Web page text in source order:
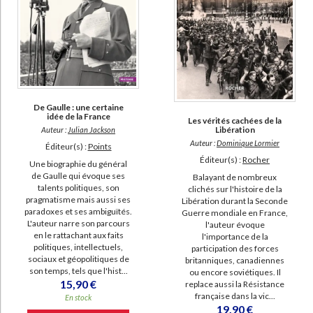
Lormier, Dominique (31)
Thomas, Christophe (27)
Wieviorka, Annette (27)
SUPPORT
livre (5240)
poche (882)
revue (113)
document-audio (21)
coffret (14)
logiciel-educatif (2)
carte (1)
De Gaulle : une certaine
idée de la France
Auteur : Julian Jackson
Éditeur(s) :Points
Une biographie du général
de Gaulle qui évoque ses
talents politiques, son
pragmatisme mais aussi ses
paradoxes et ses ambiguïtés.
L'auteur narre son parcours
en le rattachant aux faits
politiques, intellectuels,
sociaux et géopolitiques de
son temps, tels que l'hist...
15,90 €
En stock
Les vérités cachées de la
Libération
Auteur :Dominique Lormier
Éditeur(s) :Rocher
Balayant de nombreux
clichés sur l'histoire de la
Libération durant la Seconde
Guerre mondiale en France,
l'auteur évoque
l'importance de la
participation des forces
britanniques, canadiennes
ou encore soviétiques. Il
replace aussi la Résistance
française dans la vic...
19,90 €